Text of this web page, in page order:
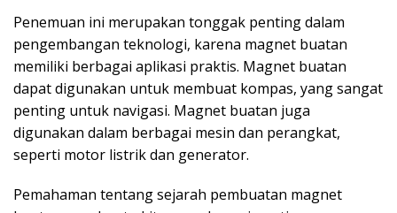
Penemuan ini merupakan tonggak penting dalam
pengembangan teknologi, karena magnet buatan
memiliki berbagai aplikasi praktis. Magnet buatan
dapat digunakan untuk membuat kompas, yang sangat
penting untuk navigasi. Magnet buatan juga
digunakan dalam berbagai mesin dan perangkat,
seperti motor listrik dan generator.
Pemahaman tentang sejarah pembuatan magnet